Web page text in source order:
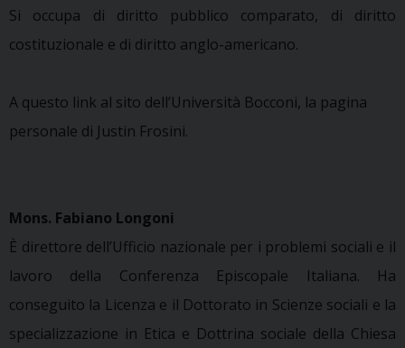
Si occupa di diritto pubblico comparato, di diritto
costituzionale e di diritto anglo-americano.
A questo link al sito dell’Università Bocconi, la pagina
personale di Justin Frosini.
Mons. Fabiano Longoni
È direttore dell’Ufficio nazionale per i problemi sociali e il
lavoro della Conferenza Episcopale Italiana. Ha
conseguito la Licenza e il Dottorato in Scienze sociali e la
specializzazione in Etica e Dottrina sociale della Chiesa